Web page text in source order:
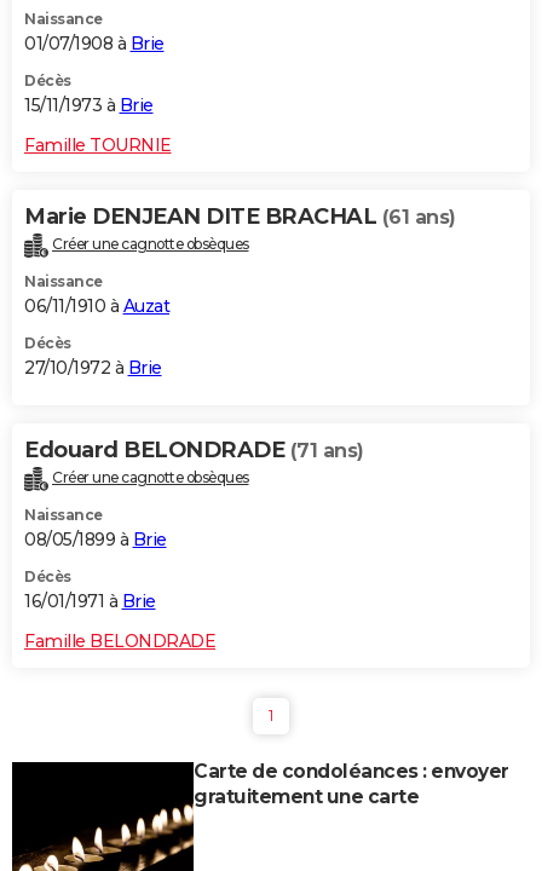
Naissance
01/07/1908 à Brie
Décès
15/11/1973 à Brie
Famille TOURNIE
Marie DENJEAN DITE BRACHAL (61 ans)
Créer une cagnotte obsèques
Naissance
06/11/1910 à Auzat
Décès
27/10/1972 à Brie
Edouard BELONDRADE (71 ans)
Créer une cagnotte obsèques
Naissance
08/05/1899 à Brie
Décès
16/01/1971 à Brie
Famille BELONDRADE
1
Carte de condoléances : envoyer
gratuitement une carte